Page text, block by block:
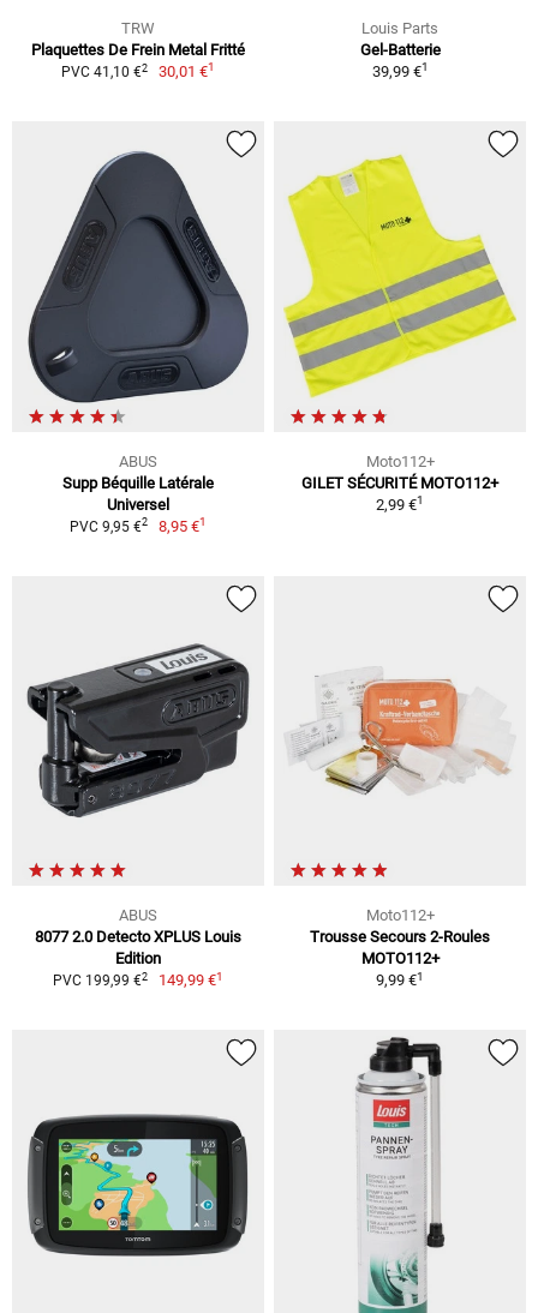
TRW
Plaquettes De Frein Metal Fritté
PVC 41,10 €2 30,01 €1
Louis Parts
Gel-Batterie
39,99 €1
ABUS
Supp Béquille Latérale
Universel
PVC 9,95 €2 8,95 €1
Moto112+
GILET SÉCURITÉ MOTO112+
2,99 €1
ABUS
8077 2.0 Detecto XPLUS Louis
Edition
PVC 199,99 €2 149,99 €1
Moto112+
Trousse Secours 2-Roules
MOTO112+
9,99 €1